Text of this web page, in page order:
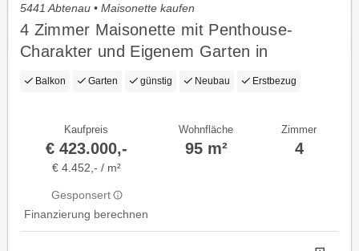
5441 Abtenau • Maisonette kaufen
4 Zimmer Maisonette mit Penthouse-
Charakter und Eigenem Garten in
Traumhafter Lage
Balkon Garten günstig Neubau Erstbezug
Kaufpreis
€ 423.000,-
€ 4.452,- / m²
Gesponsert
Finanzierung berechnen
Wohnfläche
95 m²
Zimmer
4